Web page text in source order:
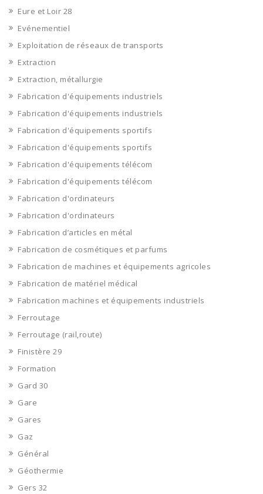
Eure et Loir 28
Evénementiel
Exploitation de réseaux de transports
Extraction
Extraction, métallurgie
Fabrication d'équipements industriels
Fabrication d'équipements industriels
Fabrication d'équipements sportifs
Fabrication d'équipements sportifs
Fabrication d'équipements télécom
Fabrication d'équipements télécom
Fabrication d'ordinateurs
Fabrication d'ordinateurs
Fabrication d’articles en métal
Fabrication de cosmétiques et parfums
Fabrication de machines et équipements agricoles
Fabrication de matériel médical
Fabrication machines et équipements industriels
Ferroutage
Ferroutage (rail,route)
Finistère 29
Formation
Gard 30
Gare
Gares
Gaz
Général
Géothermie
Gers 32